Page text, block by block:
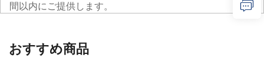
間以内にご提供します。
おすすめ商品